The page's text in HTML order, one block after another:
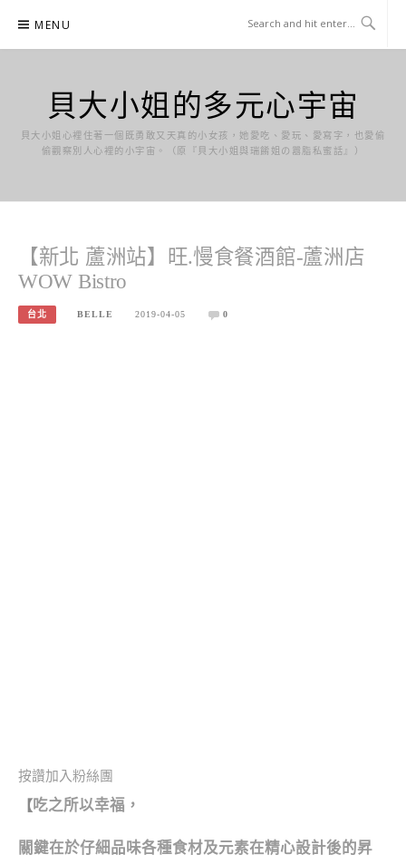
content
MENU
貝大小姐的多元心宇宙
貝大小姐心裡住著一個既勇敢又天真的小女孩，她愛吃、愛玩、愛寫字，也愛偷
偷觀察別人心裡的小宇宙。（原『貝大小姐與瑞餚姐の囂脂私蜜話』）
【新北 蘆洲站】旺.慢食餐酒館-蘆洲店
WOW Bistro
台北 BELLE 2019-04-05 0
按讚加入粉絲團
【吃之所以幸福，
關鍵在於仔細品味各種食材及元素在精心設計後的昇